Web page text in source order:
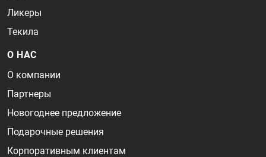
Ликеры
Текила
О НАС
О компании
Партнеры
Новогоднее предложение
Подарочные решения
Корпоративным клиентам